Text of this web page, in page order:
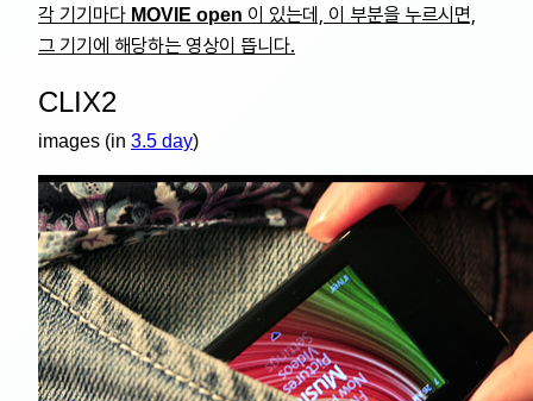
각 기기마다 MOVIE open 이 있는데, 이 부분을 누르시면,
그 기기에 해당하는 영상이 뜹니다.
CLIX2
images (in 3.5 day)